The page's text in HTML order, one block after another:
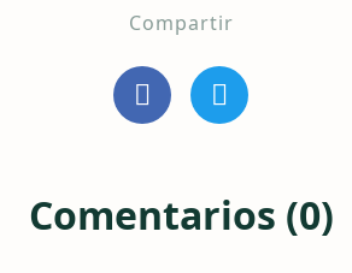
Compartir
Comentarios (0)